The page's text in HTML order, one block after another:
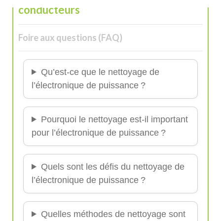
conducteurs
Foire aux questions (FAQ)
Qu’est-ce que le nettoyage de
l’électronique de puissance ?
Pourquoi le nettoyage est-il important
pour l’électronique de puissance ?
Quels sont les défis du nettoyage de
l’électronique de puissance ?
Quelles méthodes de nettoyage sont